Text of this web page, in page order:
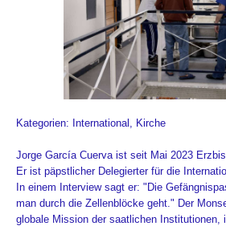
Kategorien: International, Kirche
Jorge García Cuerva ist seit Mai 2023
Er ist päpstlicher Delegierter für die
In einem Interview sagt er: "Die
man durch die Zellenblöcke geht." Der
globale Mission der saatlichen Institutionen,